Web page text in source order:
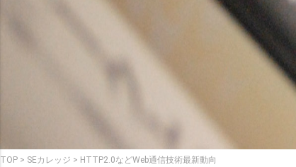
TOP SEカレッジ HTTP2.0などWeb通信技術最新動向